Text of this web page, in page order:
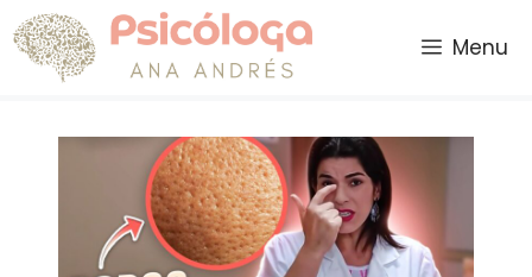
Saltar
al
contenido
Menu